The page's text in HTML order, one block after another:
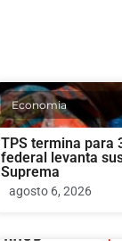
Economia
TPS termina para
federal levanta
Suprema
agosto 6, 2026